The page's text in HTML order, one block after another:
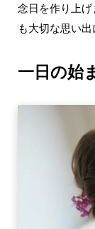
念日を作り上
も大切な思い出
一日の始